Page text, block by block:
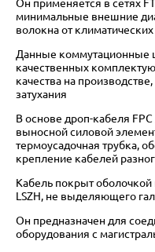
Он применяется в сетях
минимальные внешние
волокна от
Данные коммутационные
качественных
качества на
затухания
В основе дроп-кабеля
выносной силовой
термоусадочная трубка,
крепление кабелей
Кабель покрыт
LSZH, не выделяющего
Он предназначен для
оборудования с